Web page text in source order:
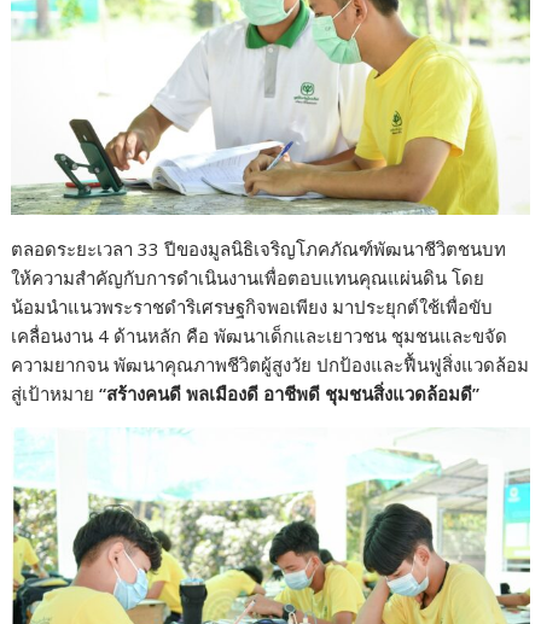
ตลอดระยะเวลา 33 ปีของมูลนิธิเจริญโภคภัณฑ์พัฒนาชีวิตชนบท
ให้ความสำคัญกับการดำเนินงานเพื่อตอบแทนคุณแผ่นดิน โดย
น้อมนำแนวพระราชดำริเศรษฐกิจพอเพียง มาประยุกต์ใช้เพื่อขับ
เคลื่อนงาน 4 ด้านหลัก คือ พัฒนาเด็กและเยาวชน ชุมชนและขจัด
ความยากจน พัฒนาคุณภาพชีวิตผู้สูงวัย ปกป้องและฟื้นฟูสิ่งแวดล้อม
สู่เป้าหมาย“สร้างคนดี พลเมืองดี อาชีพดี ชุมชนสิ่งแวดล้อมดี”